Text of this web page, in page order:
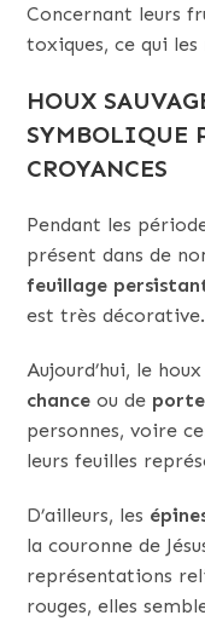
Concernant leurs
toxiques, ce qui
HOUX
SYMBOLIQUE
CROYANCES
Pendant les
présent dans de
feuillage
est très décorative.
Aujourd’hui, le
chance ou de
personnes, voire
leurs feuilles
D’ailleurs, les
la couronne de
représentations
rouges, elles